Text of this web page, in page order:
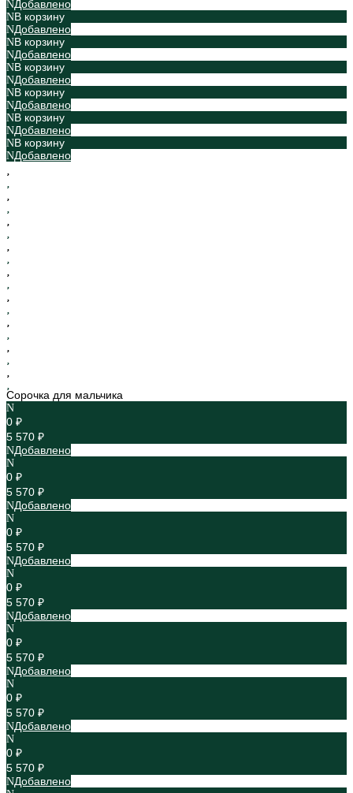
Добавлено
В корзину
Добавлено
В корзину
Добавлено
В корзину
Добавлено
В корзину
Добавлено
В корзину
Добавлено
В корзину
Добавлено
Сорочка для мальчика
0 ₽
5 570 ₽
Добавлено
0 ₽
5 570 ₽
Добавлено
0 ₽
5 570 ₽
Добавлено
0 ₽
5 570 ₽
Добавлено
0 ₽
5 570 ₽
Добавлено
0 ₽
5 570 ₽
Добавлено
0 ₽
5 570 ₽
Добавлено